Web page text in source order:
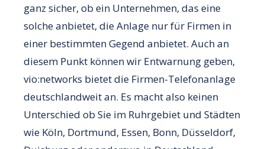
ganz sicher, ob ein Unternehmen, das eine
solche anbietet, die Anlage nur für Firmen in
einer bestimmten Gegend anbietet. Auch an
diesem Punkt können wir Entwarnung geben,
vio:networks bietet die Firmen-Telefonanlage
deutschlandweit an. Es macht also keinen
Unterschied ob Sie im Ruhrgebiet und Städten
wie Köln, Dortmund, Essen, Bonn, Düsseldorf,